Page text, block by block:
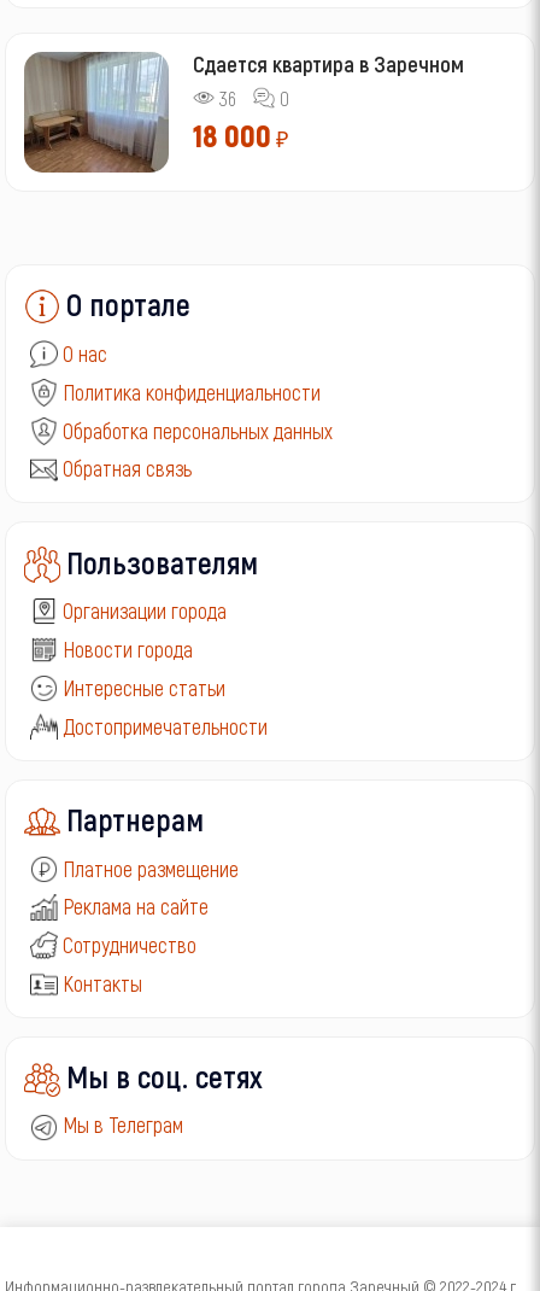
Сдается квартира в Заречном
36 0
18 000 ₽
О портале
О нас
Политика конфиденциальности
Обработка персональных данных
Обратная связь
Пользователям
Организации города
Новости города
Интересные статьи
Достопримечательности
Партнерам
Платное размещение
Реклама на сайте
Сотрудничество
Контакты
Мы в соц. сетях
Мы в Телеграм
Информационно-развлекательный портал города Заречный © 2022-2024 г.